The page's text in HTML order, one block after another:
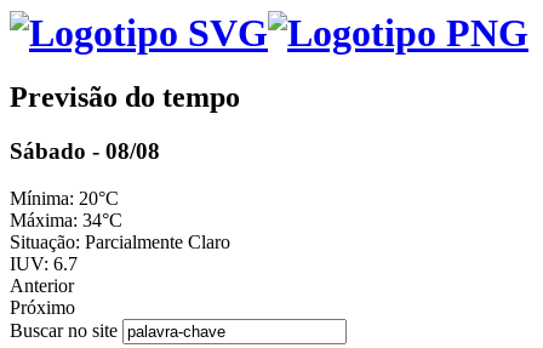
Previsão do tempo
Sábado - 08/08
Mínima: 20°C
Máxima: 34°C
Situação: Parcialmente Claro
IUV: 6.7
Anterior
Próximo
Buscar no site